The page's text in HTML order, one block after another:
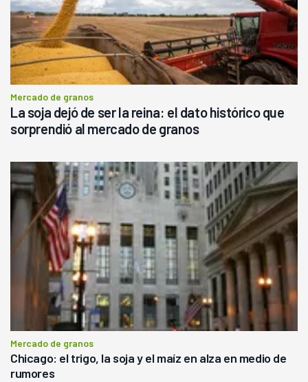
Mercado de granos
La soja dejó de ser la reina: el dato histórico que
sorprendió al mercado de granos
Mercado de granos
Chicago: el trigo, la soja y el maíz en alza en medio de
rumores